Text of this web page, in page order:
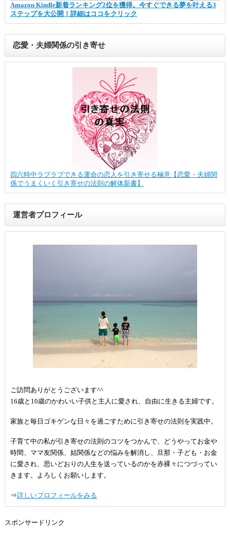
Amazon Kindle新着ランキング2位を獲得。今すぐできる夢を叶える3
ステップを大公開！詳細はココをクリック
恋愛・夫婦関係の引き寄せ
四六時中ラブラブできる運命の恋人を引き寄せる極意【恋愛・夫婦関
係でうまくいく引き寄せの法則の解体新書】
運営者プロフィール
ご訪問ありがとうございます^^
16歳と10歳のかわいい子供と主人に愛され、自由に生きる主婦です。
家族と毎日ゴキゲンな日々を過ごすために引き寄せの法則を実践中。
子育て中の私が引き寄せの法則のコツをつかんで、どうやってお金や
時間、ママ友関係、姑関係などの悩みを解消し、旦那・子ども・お金
に愛され、思いどおりの人生を送っているのかを赤裸々につづってい
きます。よろしくお願いします。
⇒詳しいプロフィールをみる
スポンサードリンク